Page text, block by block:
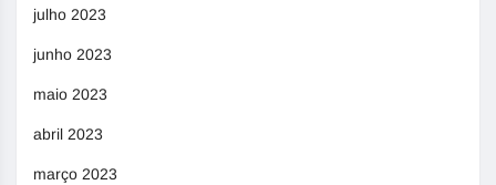
julho 2023
junho 2023
maio 2023
abril 2023
março 2023